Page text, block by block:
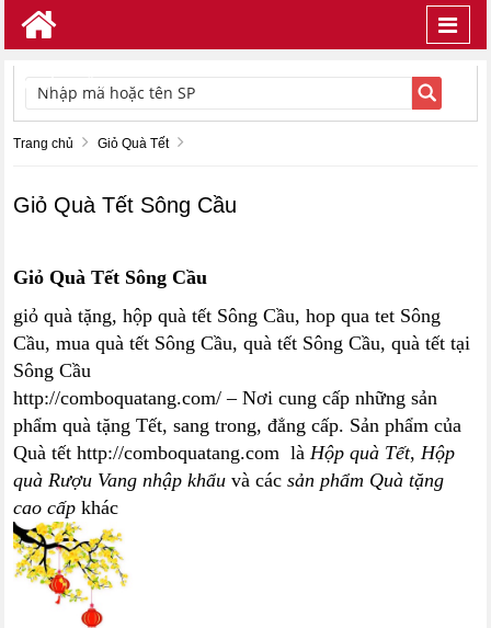
TÌM KIẾM
Trang chủ Giỏ Quà Tết
Giỏ Quà Tết Sông Cầu
Giỏ Quà Tết Sông Cầu
giỏ quà tặng, hộp quà tết Sông Cầu, hop qua tet Sông
Cầu, mua quà tết Sông Cầu, quà tết Sông Cầu, quà tết tại
Sông Cầu
http://comboquatang.com/ – Nơi cung cấp những sản
phẩm quà tặng Tết, sang trong, đẳng cấp. Sản phẩm của
Quà tết http://comboquatang.com làHộp quà Tết,Hộp
quà Rượu Vang nhập khẩu và cácsản phẩm Quà tặng
cao cấp khác